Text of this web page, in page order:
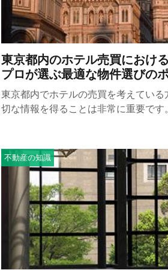
東京都内のホテル売買におけ
プロが選ぶ最適な物件選びの
東京都内でホテルの売買を考えている
切な情報を得ることは非常に重要です
不動産の知識